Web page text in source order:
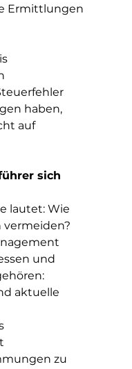
Ermittlungen
haben,
auf
sich
lautet: Wie
vermeiden?
und
aktuelle
zu